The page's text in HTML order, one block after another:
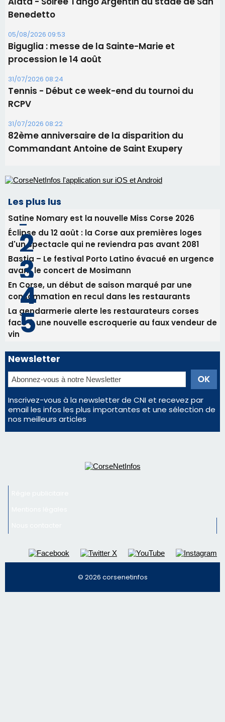
RCPV
31/07/2026 08:22
82ème anniversaire de la disparition du
Commandant Antoine de Saint Exupery
Les plus lus
Satine Nomary est la nouvelle Miss Corse 2026
Éclipse du 12 août : la Corse aux premières loges
d'un spectacle qui ne reviendra pas avant 2081
avant le concert de Mosimann
consommation en recul dans les restaurants
La gendarmerie alerte les restaurateurs corses
face à une nouvelle escroquerie au faux vendeur de
vin
Newsletter
Inscrivez-vous à la newsletter de CNI et recevez par
email les infos les plus importantes et une sélection de
nos meilleurs articles
Régie publicitaire
Mentions légales
Nous contacter